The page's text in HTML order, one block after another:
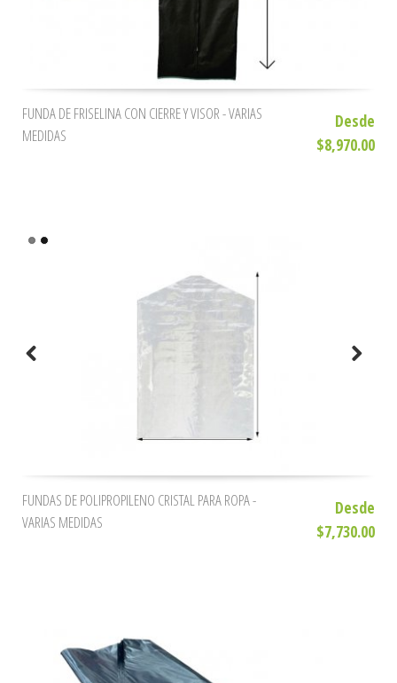
FUNDA DE FRISELINA CON CIERRE Y VISOR - VARIAS
MEDIDAS
Desde
$8,970.00
FUNDAS DE POLIPROPILENO CRISTAL PARA ROPA -
VARIAS MEDIDAS
Desde
$7,730.00